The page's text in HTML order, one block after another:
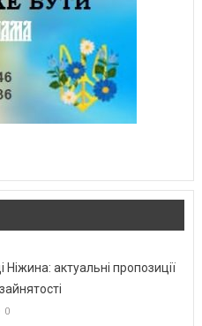
Ніжина: актуальні пропозиції
0